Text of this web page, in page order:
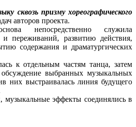
сквозь призму хореографического
авторов проекта.
непосредственно служила
и переживаний, развитию действия,
содержания и драматургических
к отдельным частям танца, затем
выбранных музыкальных
них выстраивалась линия будущего
музыкальные эффекты соединялись в